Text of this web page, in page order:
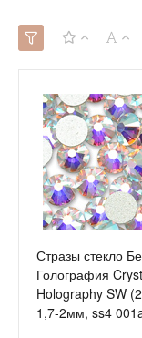
Стразы стекло
Голография
Holography SW
1,7-2мм, ss4